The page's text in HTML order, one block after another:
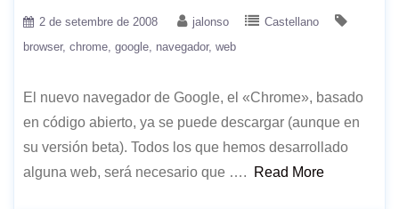
2 de setembre de 2008 jalonso
Castellano
browser chrome google navegador web
El nuevo navegador de Google, el «Chrome», basado
en código abierto, ya se puede descargar (aunque en
su versión beta). Todos los que hemos desarrollado
alguna web, será necesario que ….
Read More